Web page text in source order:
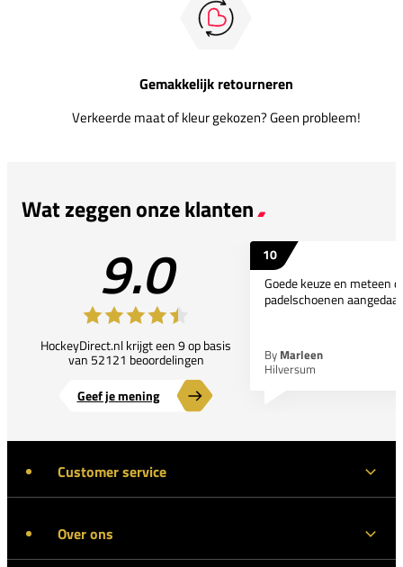
Gemakkelijk retourneren
Verkeerde maat of kleur gekozen? Geen probleem!
Wat zeggen onze klanten
9.0
HockeyDirect.nl krijgt een 9 op basis
van 52121 beoordelingen
Geef je mening
10
Goede keuze en meteen
padelschoenen
By Marleen
Hilversum
Customer service
Over ons